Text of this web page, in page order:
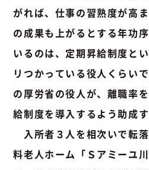
がれば、仕事の習熟度が高
の成果も上がるとする年功
いるのは、定期昇給制度と
リつかっている役人くらい
の厚労省の役人が、離職率
給制度を導入するよう助成す
入所者３人を相次いで転
料老人ホーム「Ｓアミーユ